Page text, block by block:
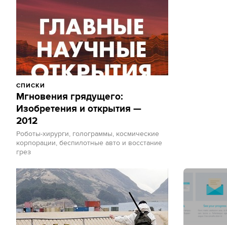
СПИСКИ
Мгновения грядущего:
Изобретения и открытия —
2012
Роботы-хирурги, голограммы, космические
корпорации, беспилотные авто и восстание
грез